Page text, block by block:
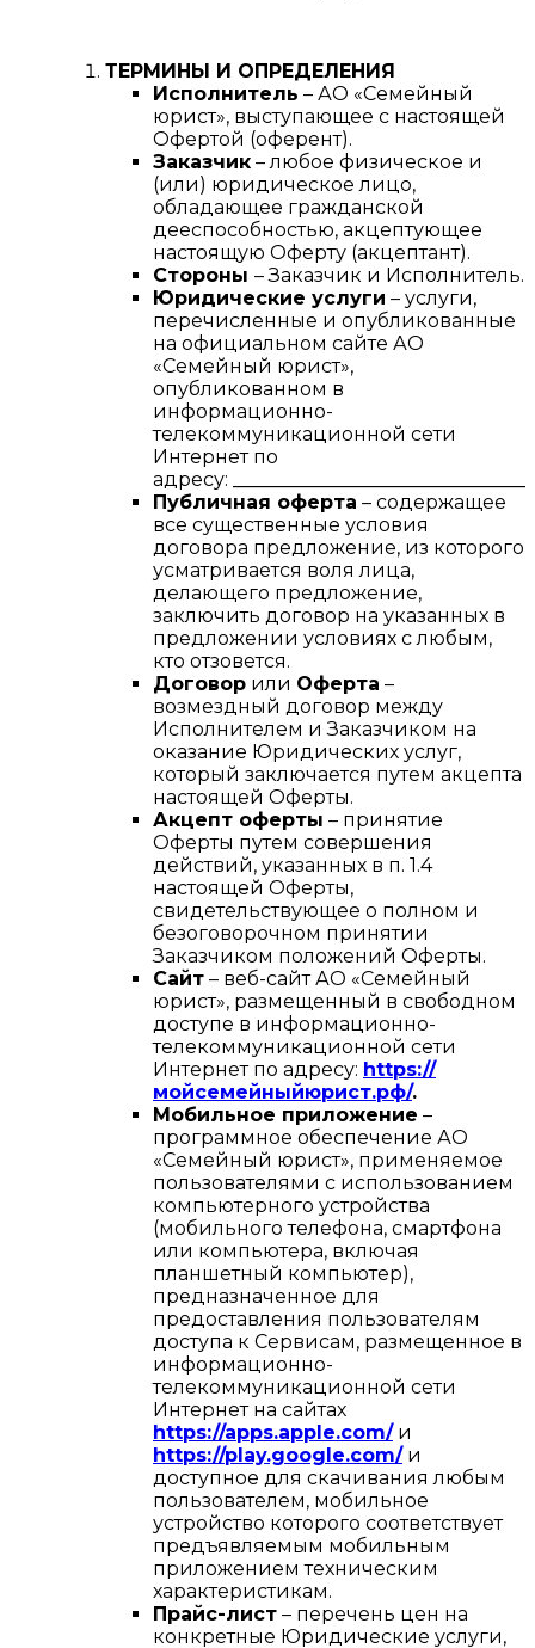
ТЕРМИНЫ И ОПРЕДЕЛЕНИЯ
Исполнитель – АО «Семейный
юрист», выступающее с настоящей
Офертой (оферент).
Заказчик – любое физическое и
(или) юридическое лицо,
обладающее гражданской
дееспособностью, акцептующее
настоящую Оферту (акцептант).
Стороны – Заказчик и Исполнитель.
Юридические услуги – услуги,
перечисленные и опубликованные
на официальном сайте АО
«Семейный юрист»,
опубликованном в
информационно-
телекоммуникационной сети
Интернет по
адресу:
Публичная оферта – содержащее
все существенные условия
договора предложение, из которого
усматривается воля лица,
делающего предложение,
заключить договор на указанных в
предложении условиях с любым,
кто отзовется.
Договор или Оферта –
возмездный договор между
Исполнителем и Заказчиком на
оказание Юридических услуг,
который заключается путем акцепта
настоящей Оферты.
Акцепт оферты – принятие
Оферты путем совершения
действий, указанных в п. 1.4
настоящей Оферты,
свидетельствующее о полном и
безоговорочном принятии
Заказчиком положений Оферты.
Сайт – веб-сайт АО «Семейный
юрист», размещенный в свободном
доступе в информационно-
телекоммуникационной сети
Интернет по адресу: https://
мойсемейныйюрист.рф/.
Мобильное приложение –
программное обеспечение АО
«Семейный юрист», применяемое
пользователями с использованием
компьютерного устройства
(мобильного телефона, смартфона
или компьютера, включая
планшетный компьютер),
предназначенное для
предоставления пользователям
доступа к Сервисам, размещенное в
информационно-
телекоммуникационной сети
Интернет на сайтах
https://apps.apple.com/и
https://play.google.com/и
доступное для скачивания любым
пользователем, мобильное
устройство которого соответствует
предъявляемым мобильным
приложением техническим
характеристикам.
Прайс-лист – перечень цен на
конкретные Юридические услуги,